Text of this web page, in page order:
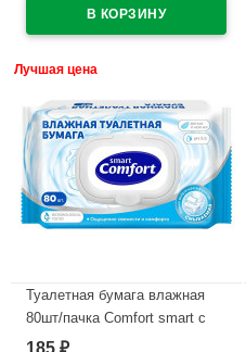
В наличии
Лучшая цена
Туалетная бумага влажная
80шт/пачка Comfort smart с
крышкой (Ст.20)
185 ₽